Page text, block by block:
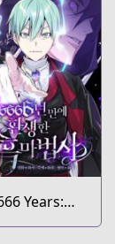
Years:
of the